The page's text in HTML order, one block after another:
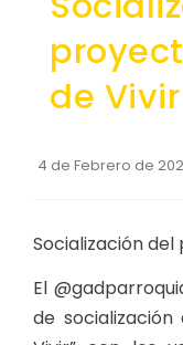
GESTIÓN
Plan de
Convenios
Cédulas
de Vivir
4 de Febrero de
Socialización del
El
de